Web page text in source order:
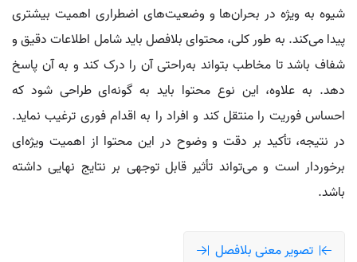
شیوه به ویژه در بحران‌ها و وضعیت‌های اضطراری اهمیت بیشتری
پیدا می‌کند. به طور کلی، محتوای بلافصل باید شامل اطلاعات دقیق و
شفاف باشد تا مخاطب بتواند به‌راحتی آن را درک کند و به آن پاسخ
دهد. به علاوه، این نوع محتوا باید به گونه‌ای طراحی شود که
احساس فوریت را منتقل کند و افراد را به اقدام فوری ترغیب نماید.
در نتیجه، تأکید بر دقت و وضوح در این محتوا از اهمیت ویژه‌ای
برخوردار است و می‌تواند تأثیر قابل توجهی بر نتایج نهایی داشته
باشد.
تصویر معنی بلافصل